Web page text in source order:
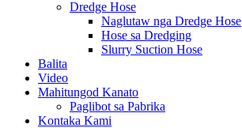
Dredge Hose
Naglutaw nga Dredge Hose
Hose sa Dredging
Slurry Suction Hose
Balita
Video
Mahitungod Kanato
Paglibot sa Pabrika
Kontaka Kami